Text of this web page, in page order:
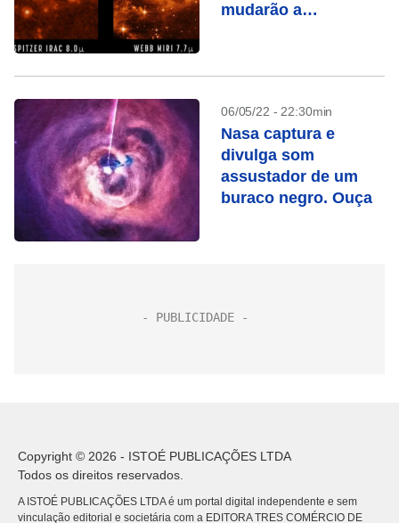
mudarão a
06/05/22 - 22:30min
Nasa captura e
divulga som
assustador de um
buraco negro. Ouça
Copyright © 2026 - ISTOÉ PUBLICAÇÕES LTDA
Todos os direitos reservados.
A ISTOÉ PUBLICAÇÕES LTDA é um portal digital independente e sem
vinculação editorial e societária com a EDITORA TRES COMÉRCIO DE